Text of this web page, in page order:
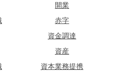
開業
赤字
資金調達
資産
資本業務提携